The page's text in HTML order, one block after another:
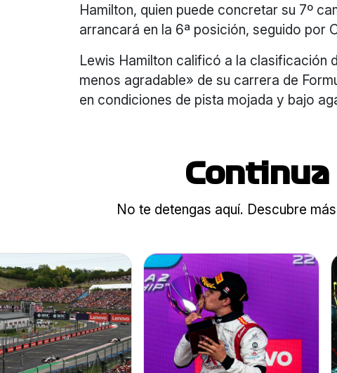
Hamilton, quien puede concretar su 7º
arrancará en la 6ª posición, seguido por
Lewis Hamilton calificó a la clasificación
menos agradable» de su carrera de
en condiciones de pista mojada y bajo
No te detengas aquí. Descubre